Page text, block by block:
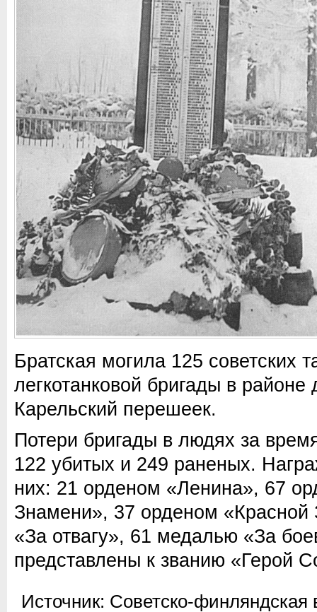
Братская могила 125 советских
легкотанковой бригады в
Карельский перешеек.
Потери бригады в людях за
122 убитых и 249 раненых.
них: 21 орденом «Ленина», 67
Знамени», 37 орденом
«За отвагу», 61 медалью «За
представлены к званию «Герой
Источник: Советско-